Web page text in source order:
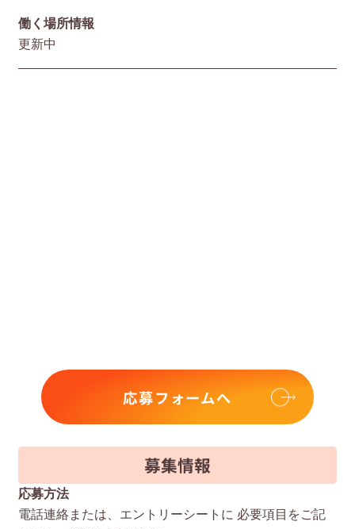
働く場所情報
更新中
応募フォームへ
募集情報
応募方法
電話連絡または、エントリーシートに 必要項⽬をご記